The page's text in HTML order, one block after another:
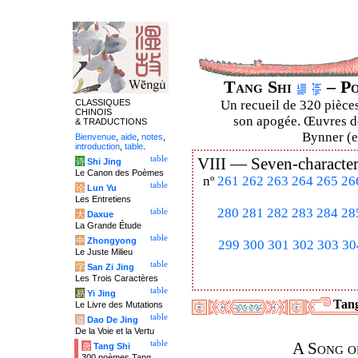
Tang Shi –
Un recueil de 320
son apogée. Œuvres
Bynner
VIII — Seven-
nº 261 262 263 264 265
280 281 282 283 284
299 300 301 302 303
A Song
CLASSIQUES
CHINOIS
& TRADUCTIONS
Bienvenue aide notes
introduction table
table
诗 Shi Jing
Le Canon des Poèmes
table
论 Lun Yu
Les Entretiens
table
大 Daxue
La Grande Étude
table
中 Zhongyong
Le Juste Milieu
table
字 San Zi Jing
Les Trois Caractères
table
易 Yi Jing
Le Livre des Mutations
table
道 Dao De Jing
De la Voie et la Vertu
table
唐 Tang Shi